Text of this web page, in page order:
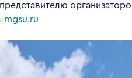
mgsu.ru